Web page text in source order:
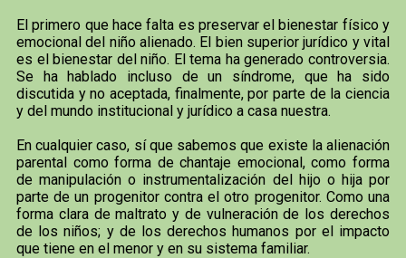
El primero que hace falta es preservar el bienestar físico y
emocional del niño alienado. El bien superior jurídico y vital
es el bienestar del niño. El tema ha generado controversia.
Se ha hablado incluso de un síndrome, que ha sido
discutida y no aceptada, finalmente, por parte de la ciencia
y del mundo institucional y jurídico a casa nuestra.
En cualquier caso, sí que sabemos que existe la alienación
parental como forma de chantaje emocional, como forma
de manipulación o instrumentalización del hijo o hija por
parte de un progenitor contra el otro progenitor. Como una
forma clara de maltrato y de vulneración de los derechos
de los niños; y de los derechos humanos por el impacto
que tiene en el menor y en su sistema familiar.